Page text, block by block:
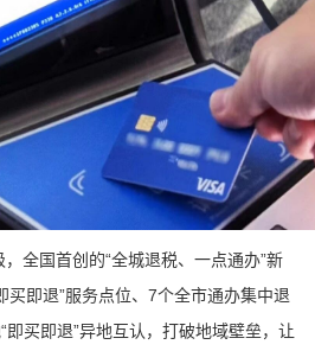
，全国首创的“全城退税、一点通办”新
买即退”服务点位、7个全市通办集中退
买即退”异地互认，打破地域壁垒，让